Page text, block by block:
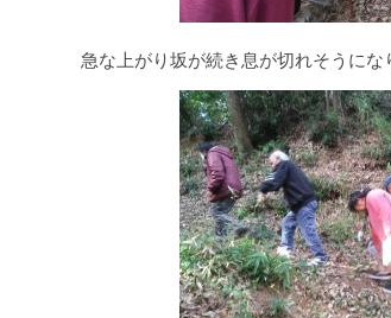
急な上がり坂が続き息が切れそうにな